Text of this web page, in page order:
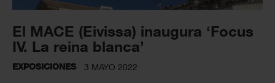
El MACE (Eivissa) inaugura ‘Focus
IV. La reina blanca’
EXPOSICIONES 3 MAYO 2022